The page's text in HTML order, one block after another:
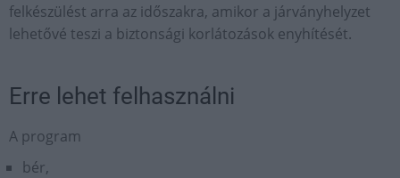
felkészülést arra az időszakra, amikor a járványhelyzet
lehetővé teszi a biztonsági korlátozások enyhítését.
Erre lehet felhasználni
A program
bér,